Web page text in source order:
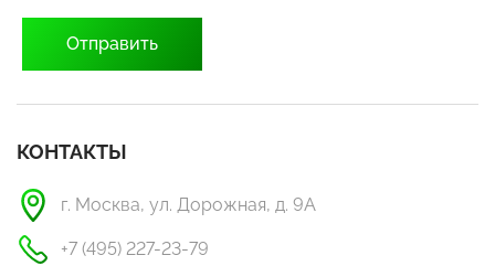
КОНТАКТЫ
г. Москва, ул. Дорожная, д. 9А
+7 (495) 227-23-79